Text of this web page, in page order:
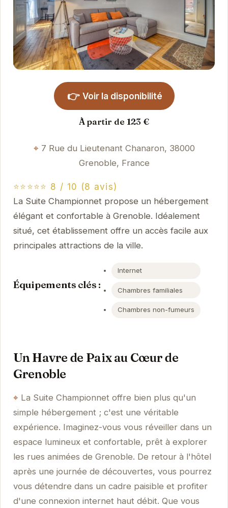
👉 Voir la disponibilité
À partir de 123 €
7 Rue du Lieutenant Chanaron, 38000
Grenoble, France
⭐⭐⭐⭐⭐ 8 / 10 (8 avis)
La Suite Championnet propose un hébergement
élégant et confortable à Grenoble. Idéalement
situé, cet établissement offre un accès facile aux
principales attractions de la ville.
Équipements clés :
Internet
Chambres familiales
Chambres non-fumeurs
Un Havre de Paix au Cœur de
Grenoble
La Suite Championnet offre bien plus qu'un
simple hébergement ; c'est une véritable
expérience. Imaginez-vous vous réveiller dans un
espace lumineux et confortable, prêt à explorer
les rues animées de Grenoble. De retour à l'hôtel
après une journée de découvertes, vous pourrez
vous détendre dans un cadre paisible et profiter
d'une connexion internet haut débit. Que vous